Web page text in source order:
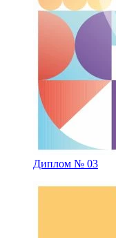
Диплом № 03